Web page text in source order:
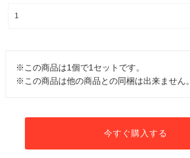
※この商品は1個で1セットです。
※この商品は他の商品との同梱は出来ません。
今すぐ購入する